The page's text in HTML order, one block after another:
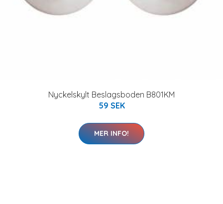
Nyckelskylt Beslagsboden B801KM
59 SEK
MER INFO!